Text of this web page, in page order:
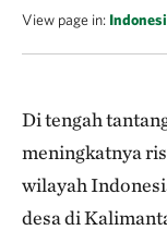
View page in:
Di tengah
meningkatnya
wilayah
desa di